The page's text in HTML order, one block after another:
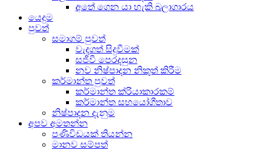
අතේ ගෙන යා හැකි බලාගාරය
යෙදුම
පුවත්
සමාගම් පුවත්
වැදගත් සිදුවීමක්
සජීවී පෙරදසුන
නව නිෂ්පාදන නිකුත් කිරීම
කර්මාන්ත පුවත්
කර්මාන්ත ක්රියාකාරකම්
කර්මාන්ත සහයෝගීතාව
නිෂ්පාදන දැනුම
අපව අමතන්න
පණිවිඩයක් තියන්න
මානව සම්පත්